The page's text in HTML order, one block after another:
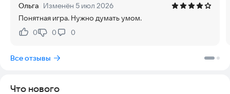
Ольга Изменён 5 июл 2026
Понятная игра. Нужно думать умом.
Нравится:
0Не нравится:
0 0
Все отзывы
Что нового